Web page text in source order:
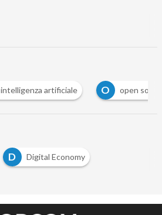
intelligenza artificiale O open
D
Digital Economy